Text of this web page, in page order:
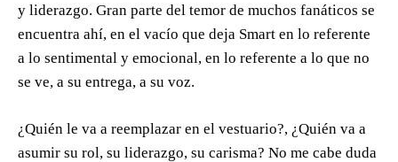
y liderazgo. Gran parte del temor de muchos fanáticos se
encuentra ahí, en el vacío que deja Smart en lo referente
a lo sentimental y emocional, en lo referente a lo que no
se ve, a su entrega, a su voz.
¿Quién le va a reemplazar en el vestuario?, ¿Quién va a
asumir su rol, su liderazgo, su carisma? No me cabe duda